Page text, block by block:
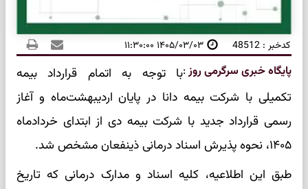
کدخبر : 48512 ۱۴۰۵/۰۳/۰۳ ۱۱:۳۰:۰۰
پایگاه خبری سرگرمی روز:با توجه به اتمام قرارداد بیمه
تکمیلی با شرکت بیمه دانا در پایان اردیبهشت‌ماه و آغاز
رسمی قرارداد جدید با شرکت بیمه دی از ابتدای خردادماه
۱۴۰۵، نحوه پذیرش اسناد درمانی ذینفعان مشخص شد.
طبق این اطلاعیه، کلیه اسناد و مدارک درمانی که تاریخ